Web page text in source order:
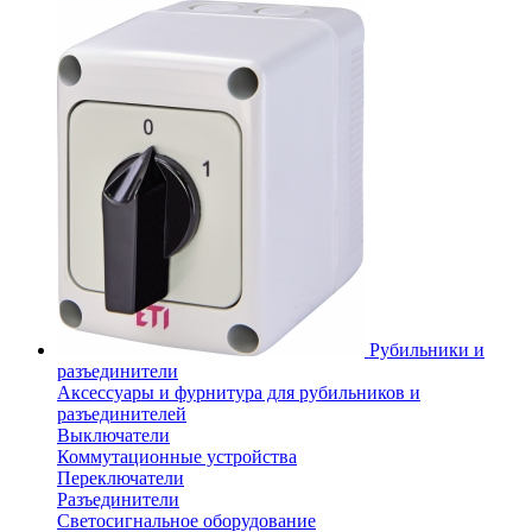
Рубильники и
разъединители
Аксессуары и фурнитура для рубильников и
разъединителей
Выключатели
Коммутационные устройства
Переключатели
Разъединители
Светосигнальное оборудование